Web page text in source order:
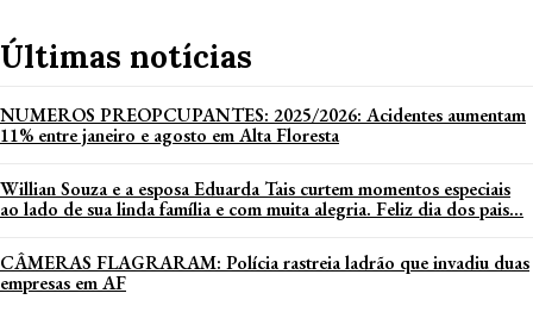
Últimas notícias
NUMEROS PREOPCUPANTES: 2025/2026: Acidentes aumentam
11% entre janeiro e agosto em Alta Floresta
Willian Souza e a esposa Eduarda Tais curtem momentos especiais
ao lado de sua linda família e com muita alegria. Feliz dia dos pais...
CÂMERAS FLAGRARAM: Polícia rastreia ladrão que invadiu duas
empresas em AF